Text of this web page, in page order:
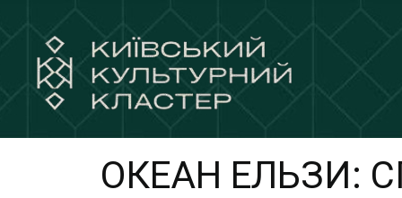
ОКЕАН ЕЛЬЗИ: